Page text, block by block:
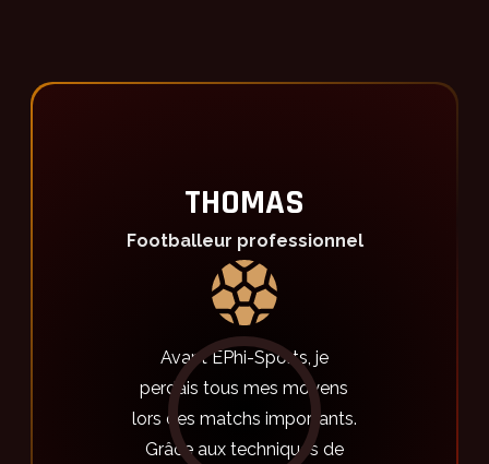
THOMAS
Footballeur professionnel
Avant EPhi-Sports, je
perdais tous mes moyens
lors des matchs importants.
Grâce aux techniques de